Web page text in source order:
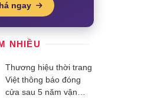
ngay
NHIỀU
Thương hiệu thời trang
Việt thông báo đóng
cửa sau 5 năm vận